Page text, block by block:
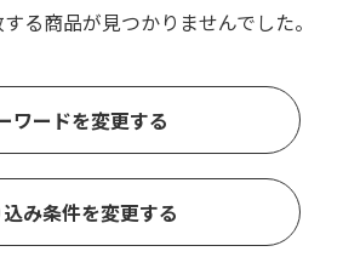
る商品が見つかりませんでした。
ワードを変更する
み条件を変更する